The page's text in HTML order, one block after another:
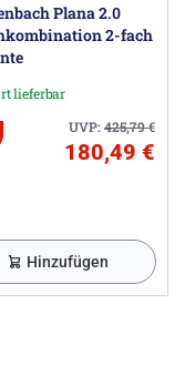
Plana 2.0
2-fach
lieferbar
UVP:425,79€
180,49 €
Hinzufügen